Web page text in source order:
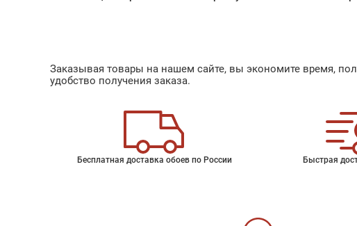
Заказывая товары на нашем сайте, вы экономите время,
удобство получения заказа.
Бесплатная доставка обоев по России Быстрая